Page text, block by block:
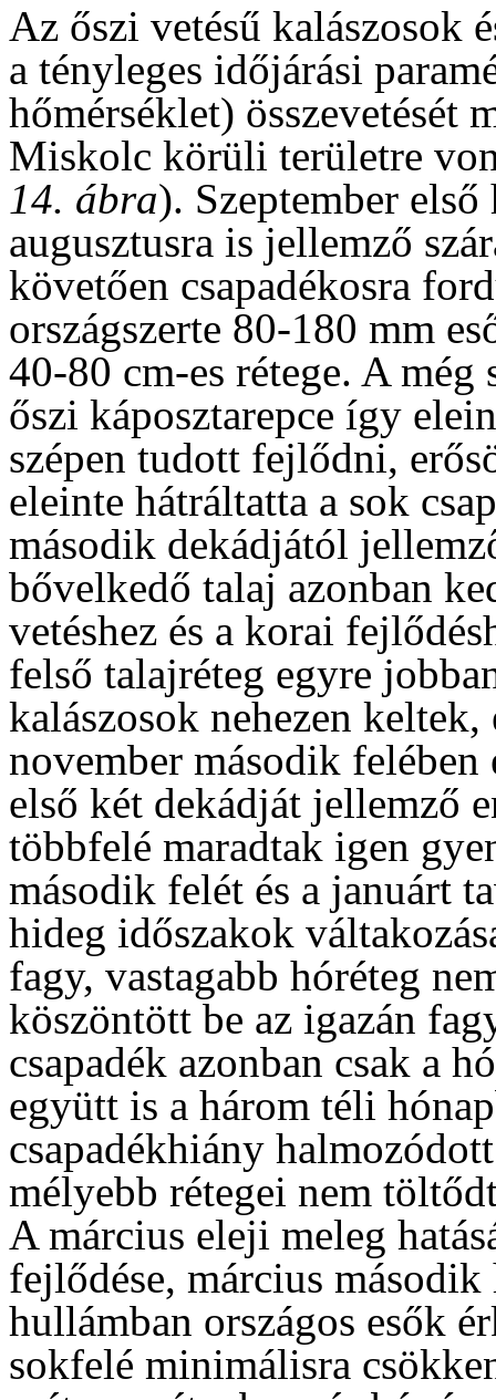
Az őszi vetésű kalászosok
a tényleges időjárási
hőmérséklet) összevetését
Miskolc körüli területre
14. ábra). Szeptember
augusztusra is jellemző
követően csapadékosra
országszerte 80-180 mm
40-80 cm-es rétege. A
őszi káposztarepce így
szépen tudott fejlődni,
eleinte hátráltatta a sok
második dekádjától
bővelkedő talaj azonban
vetéshez és a korai
felső talajréteg egyre
kalászosok nehezen
november második felében
első két dekádját jellemző
többfelé maradtak igen
második felét és a januárt
hideg időszakok
fagy, vastagabb hóréteg
köszöntött be az igazán
csapadék azonban csak a
együtt is a három téli
csapadékhiány
mélyebb rétegei nem
A március eleji meleg
fejlődése, március
hullámban országos esők
sokfelé minimálisra